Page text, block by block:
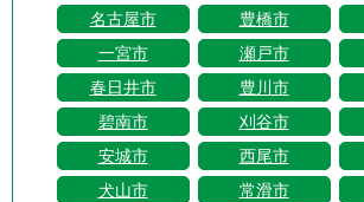
名古屋市 豊橋市
一宮市
瀬戸市
春日井市
豊川市
碧南市
刈谷市
安城市
西尾市
犬山市
常滑市